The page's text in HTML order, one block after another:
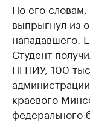
По его
выпрыгнул из
нападавшего.
Студент
ПГНИУ, 100
краевого
федерального